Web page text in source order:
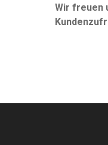
Wir freuen